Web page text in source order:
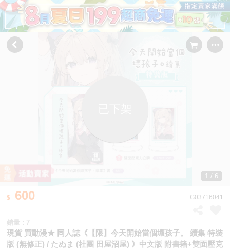
1 / 6
600 G03716041
銷量 : 7
現貨 買動漫★ 同人誌《【限】今天開始當個壞孩子。 續集 特裝
版 (無修正) / たぬま (社團 田屋沼屋) 》中文版 附書籍+雙面壓克